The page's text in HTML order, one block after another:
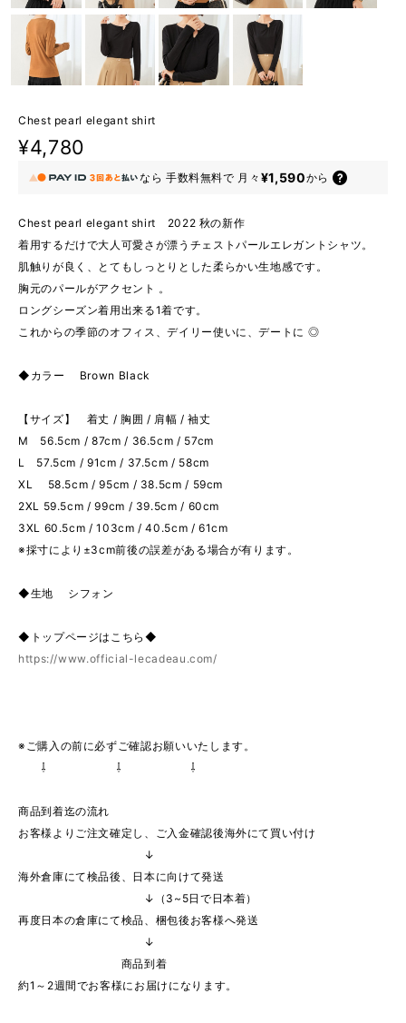
Chest pearl elegant shirt
¥4,780
なら 手数料無料で 月々 ¥1,590から
Chest pearl elegant shirt 2022 秋の新作
着用するだけで大人可愛さが漂うチェストパールエレガントシャツ。
肌触りが良く、とてもしっとりとした柔らかい生地感です。
胸元のパールがアクセント 。
ロングシーズン着用出来る1着です。
これからの季節のオフィス、デイリー使いに、デートに ◎
◆カラー Brown Black
【サイズ】 着丈 / 胸囲 / 肩幅 / 袖丈
M 56.5cm / 87cm / 36.5cm / 57cm
L 57.5cm / 91cm / 37.5cm / 58cm
XL 58.5cm / 95cm / 38.5cm / 59cm
2XL 59.5cm / 99cm / 39.5cm / 60cm
3XL 60.5cm / 103cm / 40.5cm / 61cm
※採寸により±3cm前後の誤差がある場合が有ります。
◆生地 シフォン
◆トップページはこちら◆
https://www.official-lecadeau.com/
※ご購入の前に必ずご確認お願いいたします。
⇩ ⇩ ⇩
商品到着迄の流れ
お客様よりご注文確定し、ご入金確認後海外にて買い付け
↓
海外倉庫にて検品後、日本に向けて発送
↓（3~5日で日本着）
再度日本の倉庫にて検品、梱包後お客様へ発送
↓
商品到着
約1～2週間でお客様にお届けになります。